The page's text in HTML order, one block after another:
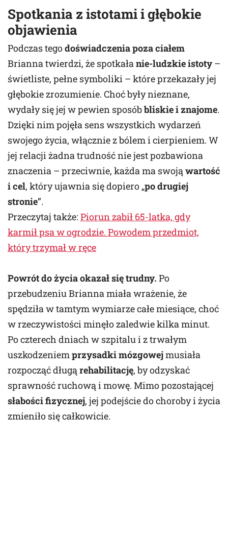
Spotkania z istotami i głębokie
objawienia
Podczas tegodoświadczenia poza ciałem
Brianna twierdzi, że spotkałanie-ludzkie istoty–
świetliste, pełne symboliki – które przekazały jej
głębokie zrozumienie. Choć były nieznane,
wydały się jej w pewien sposóbbliskie i znajome.
Dzięki nim pojęła sens wszystkich wydarzeń
swojego życia, włącznie z bólem i cierpieniem. W
jej relacji żadna trudność nie jest pozbawiona
znaczenia – przeciwnie, każda ma swojąwartość
i cel, który ujawnia się dopiero „po drugiej
stronie”.
Przeczytaj także: Piorun zabił 65-latka, gdy
karmił psa w ogrodzie. Powodem przedmiot,
który trzymał w ręce
Powrót do życia okazał się trudny. Po
przebudzeniu Brianna miała wrażenie, że
spędziła w tamtym wymiarze całe miesiące, choć
w rzeczywistości minęło zaledwie kilka minut.
Po czterech dniach w szpitalu i z trwałym
uszkodzeniemprzysadki mózgowejmusiała
rozpocząć długąrehabilitację, by odzyskać
sprawność ruchową i mowę. Mimo pozostającej
słabości fizycznej, jej podejście do choroby i życia
zmieniło się całkowicie.